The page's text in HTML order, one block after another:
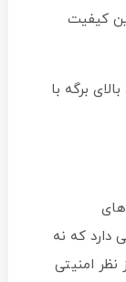
برگه با
که نه
امنیتی